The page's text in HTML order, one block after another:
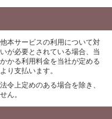
本サービスの利用について対
が必要とされている場合、当
かる利用料金を当社が定める
り支払います。
令上定めのある場合を除き、
ん。